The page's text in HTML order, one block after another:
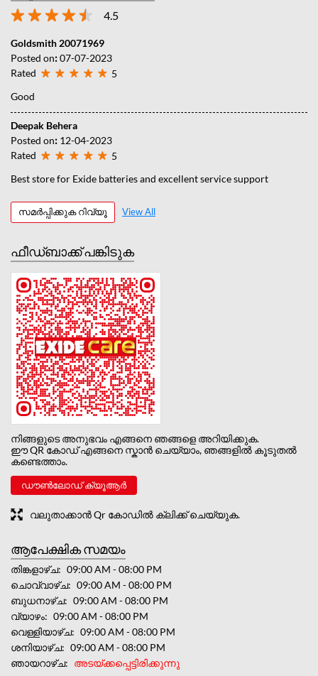
4.5
Goldsmith 20071969
Posted on:07-07-2023
Rated
5
Good
Deepak Behera
Posted on: 12-04-2023
Rated
5
Best store for Exide batteries and excellent service support
സമർപ്പിക്കുക റിവ്യൂ View All
ഫീഡ്‌ബാക്ക് പങ്കിടുക
നിങ്ങളുടെ അനുഭവം എങ്ങനെ ഞങ്ങളെ അറിയിക്കുക.
ഈ QR കോഡ് എങ്ങനെ സ്കാൻ ചെയ്യാം, ഞങ്ങളിൽ കൂടുതൽ
കണ്ടെത്താം.
ഡൗൺലോഡ് ക്യൂആർ
വലുതാക്കാൻ Qr കോഡിൽ ക്ലിക്ക് ചെയ്യുക.
ആപേക്ഷിക സമയം
തിങ്കളാഴ്ച
09:00 AM - 08:00 PM
ചൊവ്വാഴ്ച
09:00 AM - 08:00 PM
ബുധനാഴ്ച
09:00 AM - 08:00 PM
വ്യാഴം
09:00 AM - 08:00 PM
വെള്ളിയാഴ്ച
09:00 AM - 08:00 PM
ശനിയാഴ്ച
09:00 AM - 08:00 PM
ഞായറാഴ്ച
അടയ്ക്കപ്പെട്ടിരിക്കുന്നു